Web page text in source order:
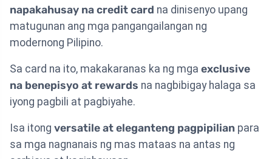
napakahusay na credit card na dinisenyo upang
matugunan ang mga pangangailangan ng
modernong Pilipino.
Sa card na ito, makakaranas ka ng mga exclusive
na benepisyo at rewards na nagbibigay halaga sa
iyong pagbili at pagbiyahe.
Isa itong versatile at eleganteng pagpipilian para
sa mga nagnanais ng mas mataas na antas ng